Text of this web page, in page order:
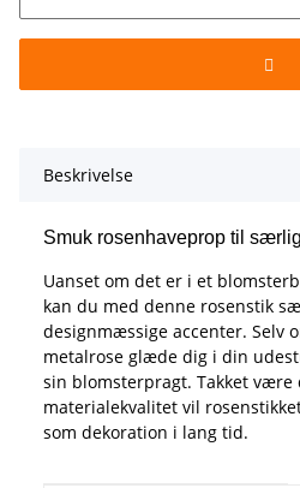
Beskrivelse
Smuk rosenhaveprop til
Uanset om det er i et
kan du med denne rosenstik
designmæssige accenter. Selv
metalrose glæde dig i din
sin blomsterpragt. Takket være
materialekvalitet vil
som dekoration i lang tid.